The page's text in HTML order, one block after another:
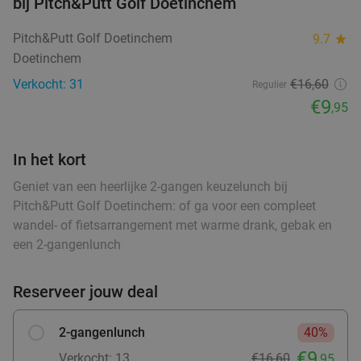
food
food
food
food
food
Warme drank + zoete snack naar keuze (enkel
of 10-strippenkaart) bij SPAR city Zutphen
Zutphen
Verkocht: 94 Regulier
€2
of 10-strippenkaart) bij SPAR City Enschede
9.7
Pitch&Putt Golf Doetinchem 9.7 star
Doetinchem
Verkocht: 31
Regulier €16,60
€9,95
In het kort
Geniet van een heerlijke 2-gangen keuzelunch bij
Pitch&Putt Golf Doetinchem: of ga voor een compleet
wandel- of fietsarrangement met warme drank, gebak en
een 2-gangenlunch
Reserveer jouw deal
2-gangenlunch
40%